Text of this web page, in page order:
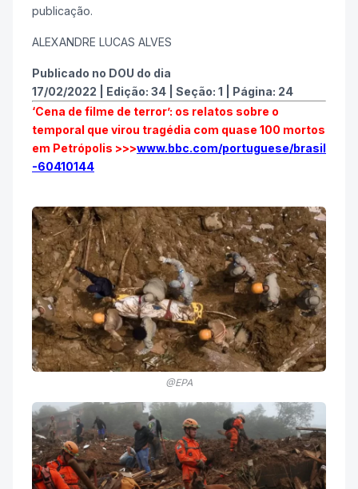
publicação.
ALEXANDRE LUCAS ALVES
Publicado no DOU do dia
17/02/2022
Edição: 34 Seção: 1 Página: 24
‘Cena de filme de terror’: os relatos sobre o
temporal que virou tragédia com quase 100 mortos
em Petrópolis >>>www.bbc.com/portuguese/brasil
-60410144
@EPA